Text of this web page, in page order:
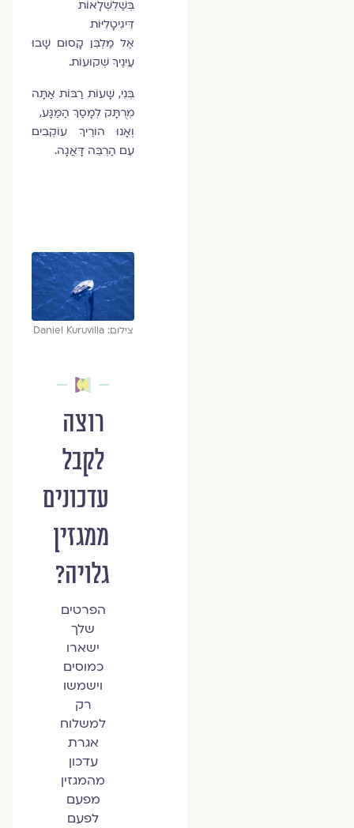
בְּשַׁלְשְׁלָאוֹת
דִּיגִיטָלִיּוֹת
אֶל מַלְבֵּן קָסוּם שָׁבוּ
עֵינֶיךָ שְׁקוּעוֹת.
בְּנִי, שָׁעוֹת רַבּוֹת אַתָּה
מְרֻתָּק לְמָסַךְ הַמַּגָּע,
וְאָנוּ הוֹרֶיךָ עוֹקְבִים
עִם הַרְבֵּה דָּאֲגָה.
צילום: Daniel Kuruvilla
רוצה
לקבל
עדכונים
ממגזין
גלויה?
הפרטים
שלך
ישארו
כמוסים
וישמשו
רק
למשלוח
אגרת
עדכון
מהמגזין
מפעם
לפעם